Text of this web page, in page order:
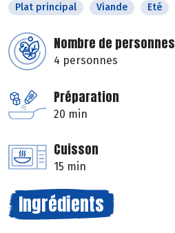
Plat principal Viande Eté
Nombre de personnes
4 personnes
Préparation
20 min
Cuisson
15 min
Ingrédients